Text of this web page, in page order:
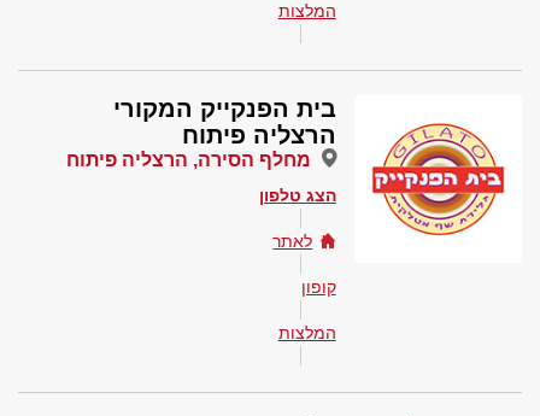
המלצות
בית הפנקייק המקורי
הרצליה פיתוח
מחלף הסירה, הרצליה פיתוח
הצג טלפון
לאתר
קופון
המלצות